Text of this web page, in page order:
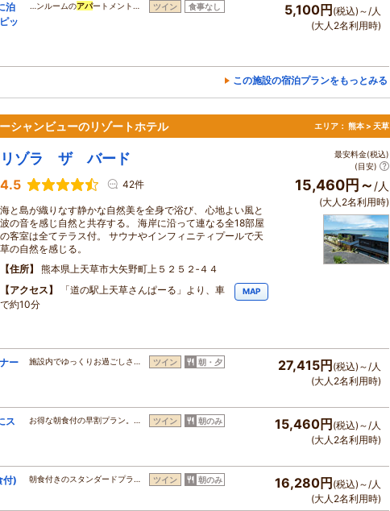
泊
ッ
…ンルームのアパートメント… ツイン 食事なし 5,100円 (税込)～/人
(大人2名利用時)
この施設の宿泊プランをもっとみる
シャンビューのリゾートホテル エリア： 熊本 > 天草
リゾラ ザ バード
4.5 42件
海と島が織りなす静かな自然美を全身で浴び、 心地よい風と
波の音を感じ自然と共存する。 海岸に沿って連なる全18部屋
の客室は全てテラス付。 サウナやインフィニティプールで天
草の自然を感じる。
住所
熊本県上天草市大矢野町上５２５２‐４４
アクセス
「道の駅上天草さんぱーる」より、車
で約10分
MAP
最安料金(税込)
(目安)
15,460円～ /人
(大人2名利用時)
ー
施設内でゆっくりお過ごしさ… ツイン 朝・夕 27,415円 (税込)～/人
(大人2名利用時)
ス
お得な朝食付の早割プラン。… ツイン 朝のみ 15,460円 (税込)～/人
(大人2名利用時)
付) 朝食付きのスタンダードプラ… ツイン 朝のみ 16,280円 (税込)～/人
(大人2名利用時)